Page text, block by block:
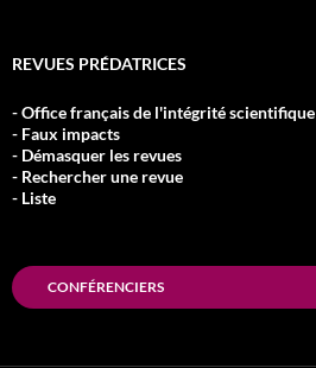
REVUES PRÉDATRICES
- Office français de l'intégrité scientifique
- Faux impacts
- Démasquer les revues
- Rechercher une revue
- Liste
CONFÉRENCIERS